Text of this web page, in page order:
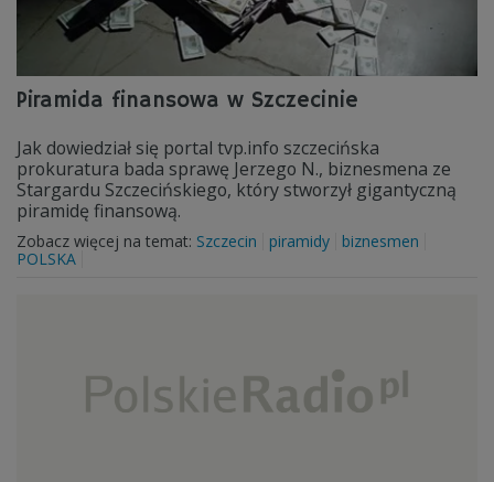
Piramida finansowa w Szczecinie
Jak dowiedział się portal tvp.info szczecińska
prokuratura bada sprawę Jerzego N., biznesmena ze
Stargardu Szczecińskiego, który stworzył gigantyczną
piramidę finansową.
Zobacz więcej na temat: Szczecin piramidy
biznesmen
POLSKA